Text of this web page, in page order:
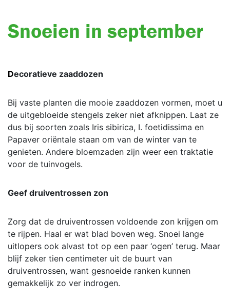
Snoeien in september
Decoratieve zaaddozen
Bij vaste planten die mooie zaaddozen vormen, moet u
de uitgebloeide stengels zeker niet afknippen. Laat ze
dus bij soorten zoals Iris sibirica, I. foetidissima en
Papaver oriëntale staan om van de winter van te
genieten. Andere bloemzaden zijn weer een traktatie
voor de tuinvogels.
Geef druiventrossen zon
Zorg dat de druiventrossen voldoende zon krijgen om
te rijpen. Haal er wat blad boven weg. Snoei lange
uitlopers ook alvast tot op een paar ‘ogen’ terug. Maar
blijf zeker tien centimeter uit de buurt van
druiventrossen, want gesnoeide ranken kunnen
gemakkelijk zo ver indrogen.